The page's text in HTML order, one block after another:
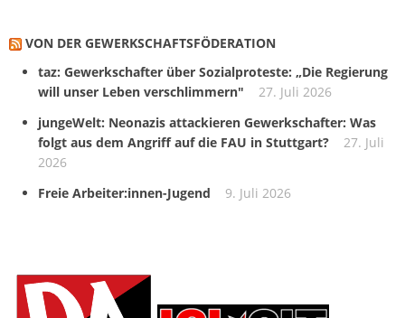
VON DER GEWERKSCHAFTS­FÖDERATION
taz: Gewerkschafter über Sozialproteste: „Die Regierung
will unser Leben verschlimmern"
27. Juli 2026
jungeWelt: Neonazis attackieren Gewerkschafter: Was
folgt aus dem Angriff auf die FAU in Stuttgart?
27. Juli
2026
Freie Arbeiter:innen-Jugend
9. Juli 2026